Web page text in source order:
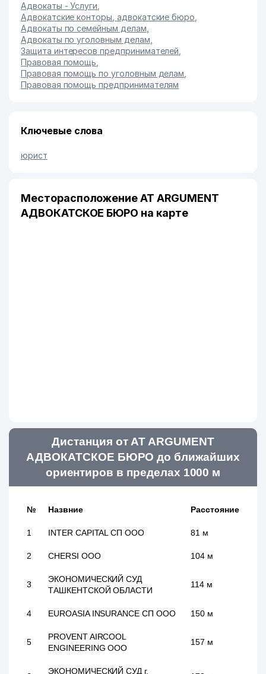
Адвокаты - Услуги
Адвокатские конторы, адвокатские бюро
Адвокаты по семейным делам
Адвокаты по уголовным делам
Защита интересов предпринимателей
Правовая помощь
Правовая помощь по уголовным делам
Правовая помощь предпринимателям
Ключевые слова
юрист
Месторасположение AT ARGUMENT
АДВОКАТСКОЕ БЮРО на карте
Дистанция от AT ARGUMENT
АДВОКАТСКОЕ БЮРО до ближайших
ориентиров в пределах 1000 м
№ Назвние Расстояние
1 INTER CAPITAL СП ООО 81 м
2 CHERSI ООО 104 м
3
ЭКОНОМИЧЕСКИЙ СУД
ТАШКЕНТСКОЙ ОБЛАСТИ
114 м
4 EUROASIA INSURANCE СП ООО 150 м
5
PROVENT AIRCOOL
ENGINEERING ООО
157 м
ЭКОНОМИЧЕСКИЙ СУД г.